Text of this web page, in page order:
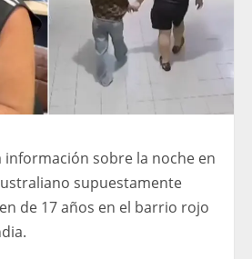
información sobre la noche en
supuestamente
de 17 años en el barrio rojo